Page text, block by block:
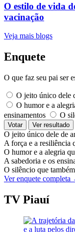
O estilo de vida
vacinação
Veja mais blogs
Enquete
O que faz seu pai ser
O jeito único dele
O humor e a
ensinamentos
O
Votar Ver resultado
O jeito único dele de
A força e a resiliência
O humor e a alegria
A sabedoria e os
O silêncio que
Ver enquete completa
TV Piauí